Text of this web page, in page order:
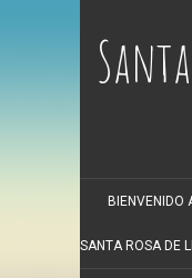
BIENVENIDO
SANTA ROSA DE